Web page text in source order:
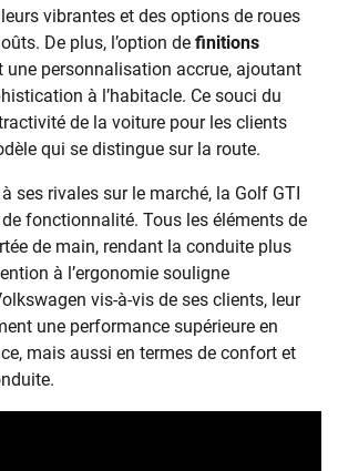
vibrantes et des options de roues
De plus, l’option de finitions
une personnalisation accrue, ajoutant
à l’habitacle. Ce souci du
de la voiture pour les clients
qui se distingue sur la route.
ses rivales sur le marché, la Golf GTI
fonctionnalité. Tous les éléments de
de main, rendant la conduite plus
à l’ergonomie souligne
vis-à-vis de ses clients, leur
une performance supérieure en
mais aussi en termes de confort et